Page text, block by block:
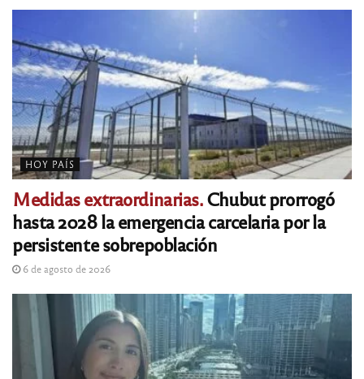
HOY PAÍS
Medidas extraordinarias.Chubut prorrogó
hasta 2028 la emergencia carcelaria por la
persistente sobrepoblación
6 de agosto de 2026